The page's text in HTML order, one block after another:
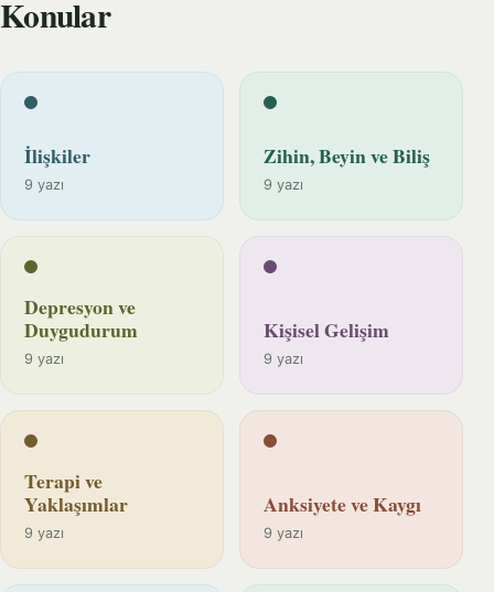
Konular
İlişkiler
9 yazı
Zihin, Beyin ve Biliş
9 yazı
Depresyon ve
Duygudurum
9 yazı
Kişisel Gelişim
9 yazı
Terapi ve
Yaklaşımlar
9 yazı
Anksiyete ve Kaygı
9 yazı